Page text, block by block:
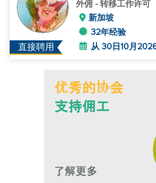
直接聘用
外佣 - 转移工作许可
新加坡
32年经验
从 30日10月